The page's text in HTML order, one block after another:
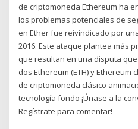
de criptomoneda Ethereum ha
los problemas potenciales de
en Ether fue reivindicado por
2016. Este ataque plantea más
que resultan en una disputa
dos Ethereum (ETH) y Ethereum
de criptomoneda clásico
tecnología fondo ¡Únase a la
Regístrate para comentar!